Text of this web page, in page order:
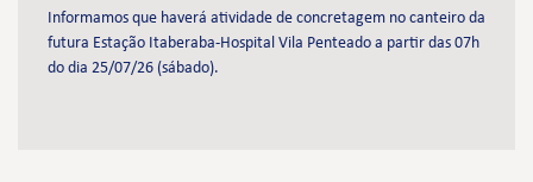
Informamos que haverá atividade de concretagem no canteiro da
futura Estação Itaberaba-Hospital Vila Penteado a partir das 07h
do dia 25/07/26 (sábado).